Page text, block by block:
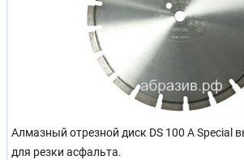
Алмазный отрезной диск DS 100 A Special
для резки асфальта.